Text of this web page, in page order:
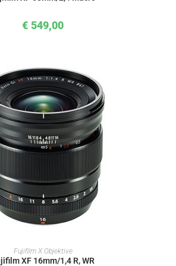
€ 549,00
IN DEN WARENKORB
Fujifilm X Objektive
XF 16mm/1,4 R, WR